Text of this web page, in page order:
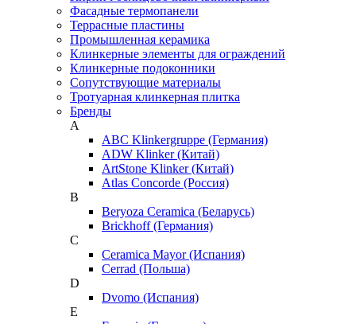
Фасадные термопанели
Террасные пластины
Промышленная керамика
Клинкерные элементы для ограждений
Клинкерные подоконники
Сопутствующие материалы
Тротуарная клинкерная плитка
Бренды
A
ABC Klinkergruppe (Германия)
ADW Klinker (Китай)
ArtStone Klinker (Китай)
Atlas Concorde (Россия)
B
Beryoza Ceramica (Беларусь)
Brickhoff (Германия)
C
Ceramica Mayor (Испания)
Cerrad (Польша)
D
Dvomo (Испания)
E